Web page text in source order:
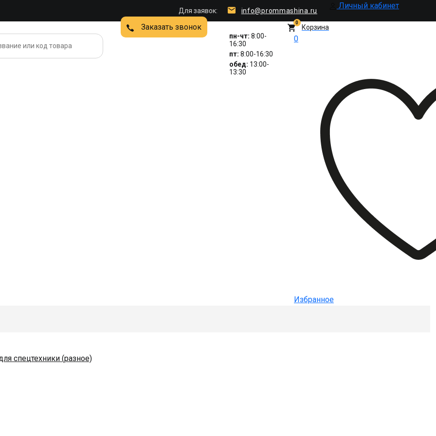
info@prommashina.ru
Для заявок:
Личный кабинет
Заказать звонок
пн-чт: 8:00-
16:30
пт: 8:00-16:30
обед: 13:00-
13:30
0
Корзина
0
Избранное
спецтехники (разное)